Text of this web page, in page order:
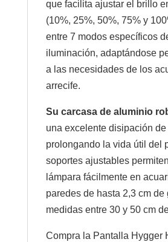
que facilita ajustar el brillo
(10%, 25%, 50%, 75% y
entre 7 modos específicos
iluminación, adaptándose
a las necesidades de los
arrecife.
Su carcasa de aluminio
una excelente disipación de
prolongando la vida útil del
soportes ajustables
lámpara fácilmente en
paredes de hasta 2,3 cm de
medidas entre 30 y 50 cm
Compra la Pantalla Hygger